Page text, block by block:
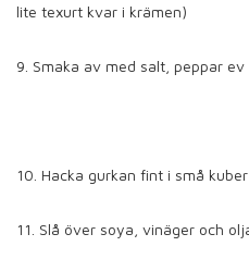
lite texurt kvar i krämen)
9. Smaka av med salt, peppar ev
10. Hacka gurkan fint i små kuber
11. Slå över soya, vinäger och